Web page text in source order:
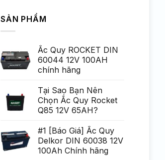
toate
acestea
Generare
Eminent
luận
ở
variabilitatea
poate
fi
uria?
tiga
mult
mai
Chirurgie
mult
mai
pu?
SẢN PHẨM
Ắc Quy ROCKET DIN
60044 12V 100AH
chính hãng
Tại Sao Bạn Nên
Chọn Ắc Quy Rocket
Q85 12V 65AH?
#1 [Báo Giá] Ắc Quy
Delkor DIN 60038 12V
100Ah Chính hãng